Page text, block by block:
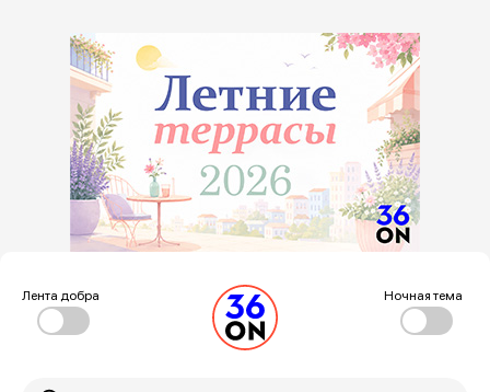
Лента добра Ночная тема